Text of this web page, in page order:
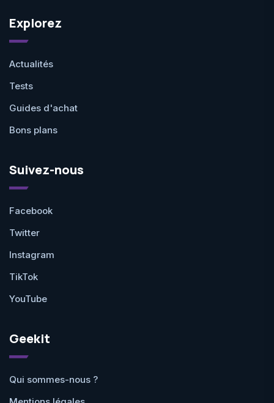
Explorez
Actualités
Tests
Guides d'achat
Bons plans
Suivez-nous
Facebook
Twitter
Instagram
TikTok
YouTube
Geekit
Qui sommes-nous ?